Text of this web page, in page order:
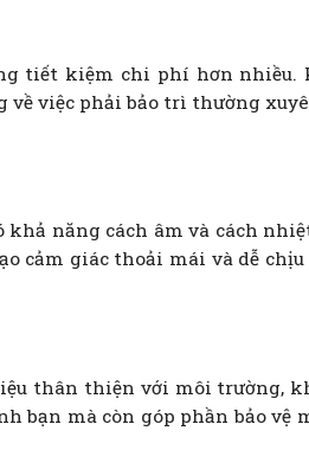
tiết kiệm chi phí hơn nhiều.
về việc phải bảo trì thường
năng cách âm và cách
cảm giác thoải mái và dễ
thân thiện với môi trường,
bạn mà còn góp phần bảo vệ